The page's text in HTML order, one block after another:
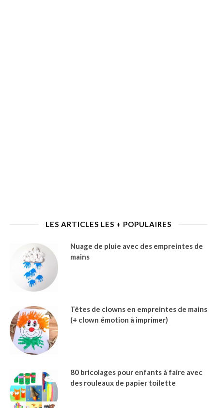
LES ARTICLES LES + POPULAIRES
Nuage de pluie avec des empreintes de
mains
Têtes de clowns en empreintes de mains
(+ clown émotion à imprimer)
80 bricolages pour enfants à faire avec
des rouleaux de papier toilette